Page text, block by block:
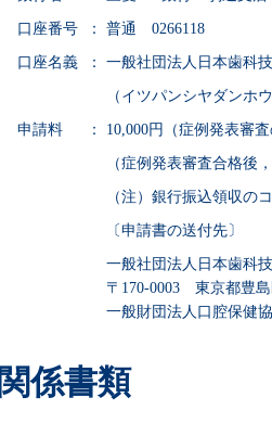
口座番号 ： 普通 0266118
口座名義 ： 一般社団法人日本歯科
（イツパンシヤダンホ
申請料 ： 10,000円（症例発表審
（症例発表審査合格後
（注）銀行振込領収の
〔申請書の送付先〕
一般社団法人日本歯科
〒170-0003 東京都豊
一般財団法人口腔保健
関係書類